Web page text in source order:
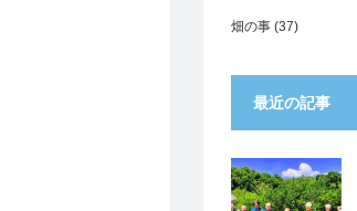
畑の事 (37)
最近の記事